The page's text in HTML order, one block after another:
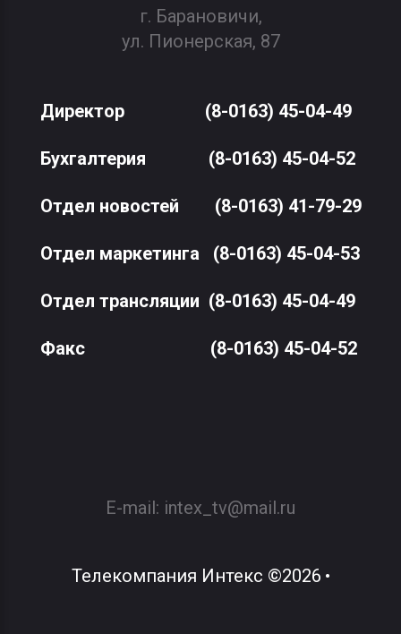
г. Барановичи,
ул. Пионерская, 87
Директор (8-0163) 45-04-49
Бухгалтерия (8-0163) 45-04-52
Отдел новостей (8-0163) 41-79-29
Отдел маркетинга (8-0163) 45-04-53
Отдел трансляции (8-0163) 45-04-49
Факс(8-0163) 45-04-52
E-mail: intex_tv@mail.ru
Телекомпания Интекс ©2026